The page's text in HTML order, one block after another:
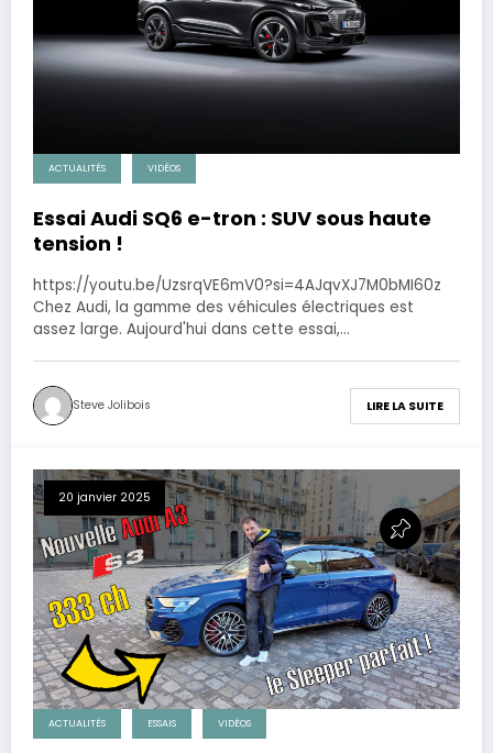
ACTUALITÉS VIDÉOS
Essai Audi SQ6 e-tron : SUV sous haute
tension !
https://youtu.be/UzsrqVE6mV0?si=4AJqvXJ7M0bMI60z
Chez Audi, la gamme des véhicules électriques est
assez large. Aujourd'hui dans cette essai,…
Steve Jolibois LIRE LA SUITE
20 janvier 2025
ACTUALITÉS ESSAIS VIDÉOS